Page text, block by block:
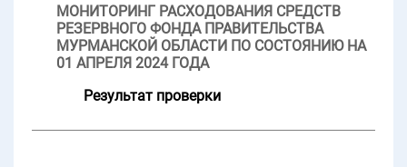
МОНИТОРИНГ РАСХОДОВАНИЯ СРЕДСТВ
РЕЗЕРВНОГО ФОНДА ПРАВИТЕЛЬСТВА
МУРМАНСКОЙ ОБЛАСТИ ПО СОСТОЯНИЮ НА
01 АПРЕЛЯ 2024 ГОДА
Результат проверки